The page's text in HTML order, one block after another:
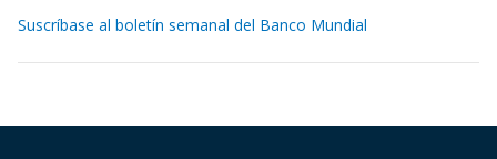
Suscríbase al boletín semanal del Banco Mundial